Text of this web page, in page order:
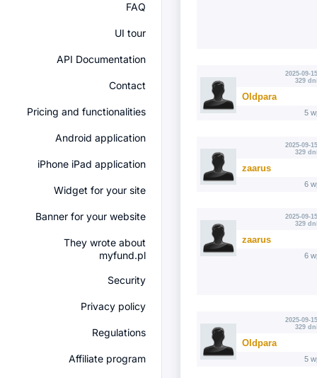
FAQ
UI tour
API Documentation
Contact
Pricing and functionalities
Android application
iPhone iPad application
Widget for your site
Banner for your website
They wrote about
myfund.pl
Security
Privacy policy
Regulations
Affiliate program
2025-09-
329
Oldpara
5
2025-09-
329
zaarus
6
2025-09-
329
zaarus
6
2025-09-
329
Oldpara
5